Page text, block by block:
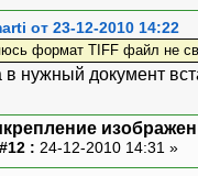
от 23-12-2010 14:22
формат TIFF файл не
в нужный документ
: 24-12-2010 14:31 »